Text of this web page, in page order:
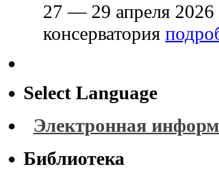
27 — 29 апреля 2026
консерватория
Select Language
Электронная
Библиотека